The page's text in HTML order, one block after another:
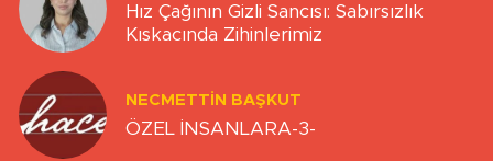
Hız Çağının Gizli Sancısı: Sabırsızlık
Kıskacında Zihinlerimiz
NECMETTIN BAŞKUT
ÖZEL İNSANLARA-3-